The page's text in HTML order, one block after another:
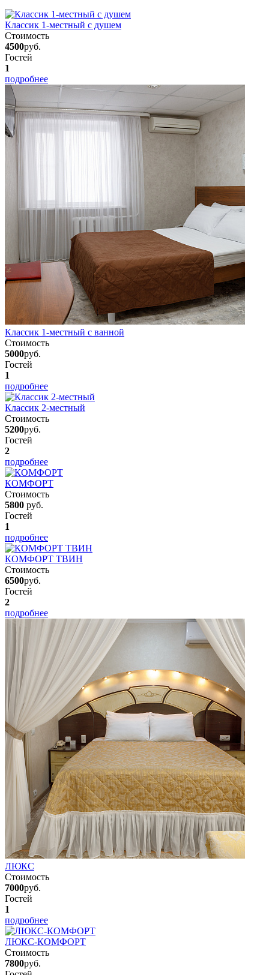
Классик 1-местный с душем
Стоимость
4500руб.
Гостей
1
подробнее
Классик 1-местный с ванной
Стоимость
5000руб.
Гостей
1
подробнее
Классик 2-местный
Стоимость
5200руб.
Гостей
2
подробнее
КОМФОРТ
Стоимость
5800 руб.
Гостей
1
подробнее
КОМФОРТ ТВИН
Стоимость
6500руб.
Гостей
2
подробнее
ЛЮКС
Стоимость
7000руб.
Гостей
1
подробнее
ЛЮКС-КОМФОРТ
Стоимость
7800руб.